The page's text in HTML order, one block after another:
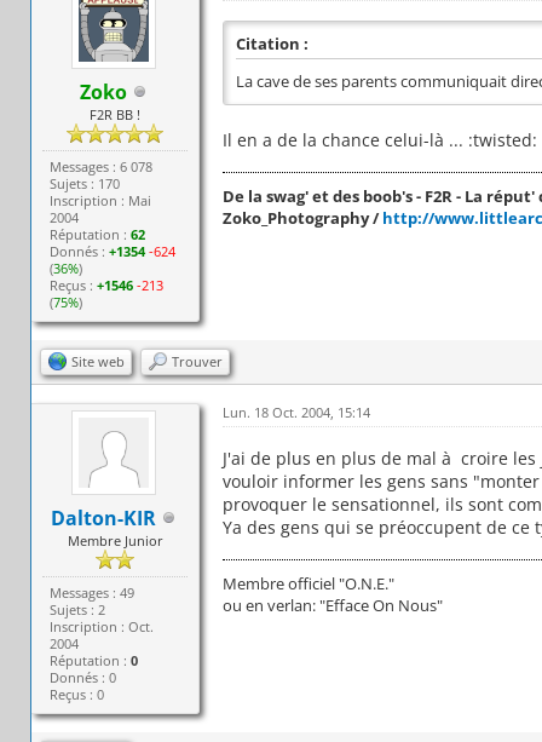
Zoko
F2R BB !
Messages : 6 078
Sujets : 170
Inscription : Mai
2004
Réputation :62
Donnés :+1354 -624
(36%)
Reçus :+1546 -213
(75%)
Citation :
La cave de ses parents communiquait
Il en a de la chance celui-là ... :twisted:
De la swag' et des boob's - F2R - La réput'
Zoko_Photography /http://
Site web Trouver
Dalton-KIR
Membre Junior
Messages : 49
Sujets : 2
Inscription : Oct.
2004
Réputation :0
Donnés : 0
Reçus : 0
Lun. 18 Oct. 2004, 15:14
J'ai de plus en plus de mal à croire
vouloir informer les gens sans
provoquer le sensationnel, ils sont
Ya des gens qui se préoccupent de ce
Membre officiel "O.N.E."
ou en verlan: "Efface On Nous"